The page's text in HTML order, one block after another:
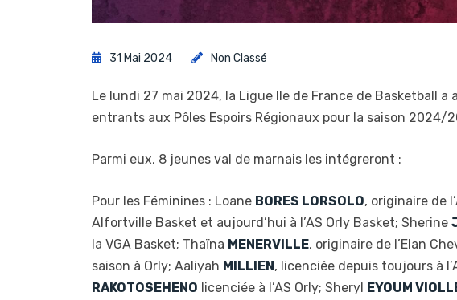
31 Mai 2024 Non Classé
Le lundi 27 mai 2024, la Ligue Ile de France de Basketball a
entrants aux Pôles Espoirs Régionaux pour la saison 2024/
Parmi eux, 8 jeunes val de marnais les intégreront :
Pour les Féminines : Loane BORES LORSOLO, originaire de
Alfortville Basket et aujourd’hui à l’AS Orly Basket; Sherine
la VGA Basket; Thaïna MENERVILLE, originaire de l’Elan
saison à Orly; Aaliyah MILLIEN, licenciée depuis toujours à
RAKOTOSEHENO licenciée à l’AS Orly; Sheryl EYOUM